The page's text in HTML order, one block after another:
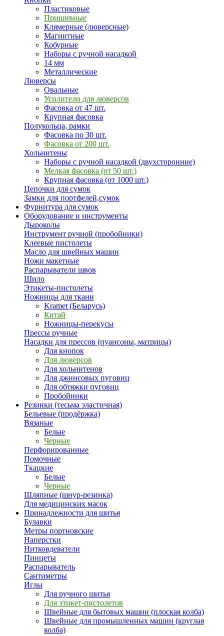
Пластиковые
Пришивные
Клямерные (люверсные)
Магнитные
Кобурные
Наборы с ручной насадкой
14 мм
Металлические
Люверсы
Овальные
Усилители для люверсов
Фасовка от 47 шт.
Крупная фасовка
Полукольца, рамки
Фасовка по 30 шт.
Фасовка от 200 шт.
Хольнитены
Наборы с ручной насадкой (двухсторонние)
Мелкая фасовка (от 50 шт.)
Крупная фасовка (от 1000 шт.)
Цепочки для сумок
Замки для портфелей,сумок
Фурнитура для сумок
Оборудование и инструменты
Дыроколы
Инструмент ручной (пробойники)
Клеевые пистолеты
Масло для швейных машин
Ножи макетные
Распарыватели швов
Шило
Этикеты-пистолеты
Ножницы для ткани
Kramet (Беларусь)
Китай
Ножницы-перекусы
Прессы ручные
Насадки для прессов (пуансоны, матрицы)
Для кнопок
Для люверсов
Для хольнитенов
Для джинсовых пуговиц
Для обтяжки пуговиц
Пробойники
Резинки (тесьма эластичная)
Бельевые (продёржка)
Вязаные
Белые
Черные
Перфорированные
Помочные
Ткацкие
Белые
Черные
Шляпные (шнур-резинка)
Для медицинских масок
Принадлежности для шитья
Булавки
Метры портновские
Наперстки
Нитковдеватели
Пинцеты
Распарыватель
Сантиметры
Иглы
Для ручного шитья
Для этикет-пистолетов
Швейные для бытовых машин (плоская колба)
Швейные для промышленных машин (круглая
колба)